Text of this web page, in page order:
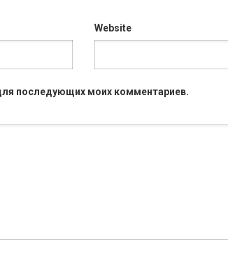
Website
последующих моих комментариев.